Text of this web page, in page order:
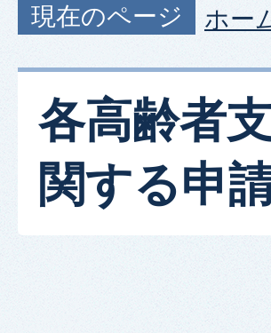
現在のページ ホー
各高齢者
関する申